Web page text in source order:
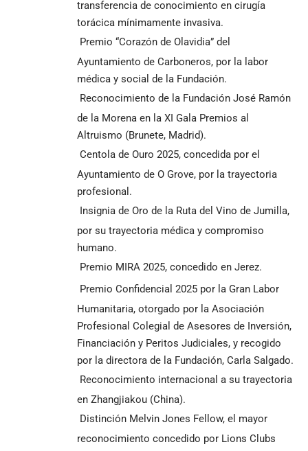
transferencia de conocimiento en cirugía
torácica mínimamente invasiva.
Premio “Corazón de Olavidia” del
Ayuntamiento de Carboneros, por la labor
médica y social de la Fundación.
Reconocimiento de la Fundación José Ramón
de la Morena en la XI Gala Premios al
Altruismo (Brunete, Madrid).
Centola de Ouro 2025, concedida por el
Ayuntamiento de O Grove, por la trayectoria
profesional.
Insignia de Oro de la Ruta del Vino de Jumilla,
por su trayectoria médica y compromiso
humano.
Premio MIRA 2025, concedido en Jerez.
Premio Confidencial 2025 por la Gran Labor
Humanitaria, otorgado por la Asociación
Profesional Colegial de Asesores de Inversión,
Financiación y Peritos Judiciales, y recogido
por la directora de la Fundación, Carla Salgado.
Reconocimiento internacional a su trayectoria
en Zhangjiakou (China).
Distinción Melvin Jones Fellow, el mayor
reconocimiento concedido por Lions Clubs